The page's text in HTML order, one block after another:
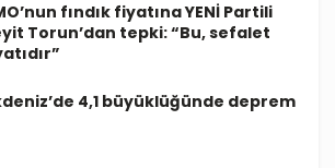
fındık fiyatına YENİ Partili
Torun’dan tepki: “Bu, sefalet
4,1 büyüklüğünde deprem